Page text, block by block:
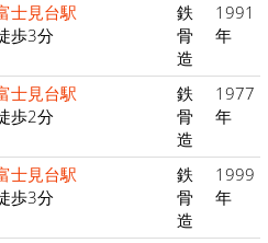
士見台駅
歩3分
鉄
骨
造
1991
年
士見台駅
歩2分
鉄
骨
造
1977
年
士見台駅
歩3分
鉄
骨
造
1999
年